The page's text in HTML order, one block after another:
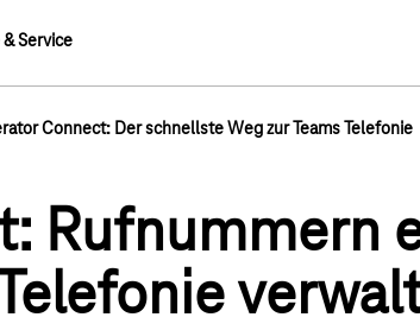
& Service
Connect: Der schnellste Weg zur Teams Telefonie
Rufnummern